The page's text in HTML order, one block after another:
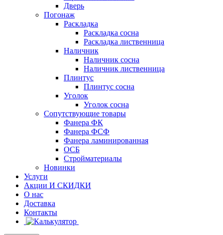
Дверь
Погонаж
Раскладка
Раскладка сосна
Раскладка лиственница
Наличник
Наличник сосна
Наличник лиственница
Плинтус
Плинтус сосна
Уголок
Уголок сосна
Сопутствующие товары
Фанера ФК
Фанера ФСФ
Фанера ламинированная
ОСБ
Стройматериалы
Новинки
Услуги
Акции И СКИДКИ
О нас
Доставка
Контакты